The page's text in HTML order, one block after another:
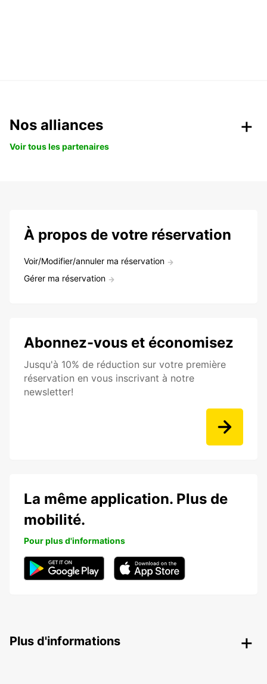
Nos alliances
Voir tous les partenaires
À propos de votre réservation
Voir/Modifier/annuler ma réservation
Gérer ma réservation
Abonnez-vous et économisez
Jusqu'à 10% de réduction sur votre première
réservation en vous inscrivant à notre
newsletter!
La même application. Plus de
mobilité.
Pour plus d'informations
Plus d'informations